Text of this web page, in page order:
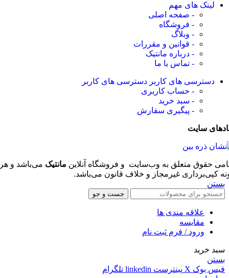
لینک های مهم
- صفحه اصلی
- فروشگاه
- وبلاگ
- قوانین و مقررات
- درباره مانتیک
- تماس با ما
دسترسی های کاربر دسترسی های کاربر
- حساب کاربری
- سبد خرید
- پیگیری سفارش
سایت
حقوق متعلق به وب‌سایت و فروشگاه‌ آنلاین مانتیک می‌باشد و هر
کپی‌برداری غیرمجاز و خلاف قانون می‌باشد.
بستن
جست و جو
علاقه مندی ها
مقایسه
ورود / فرم ثبت نام
سبد خرید
بستن
فیس بوک X پینترست linkedin تلگرام